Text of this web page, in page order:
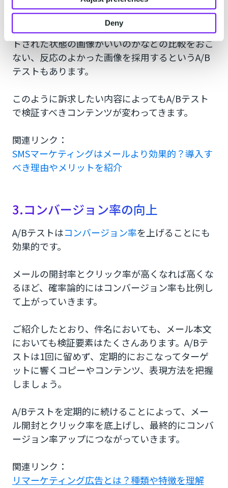
Deny
あるいは同じバッグの画像でも、バッグ単体の写
真と人物がバッグを持っているフルコーディネイ
トされた状態の画像がいいのかなどの比較をおこ
ない、反応のよかった画像を採用するというA/B
テストもあります。
このように訴求したい内容によってもA/Bテスト
で検証すべきコンテンツが変わってきます。
関連リンク：
SMSマーケティングはメールより効果的？導入す
べき理由やメリットを紹介
3.コンバージョン率の向上
A/Bテストはコンバージョン率を上げることにも
効果的です。
メールの開封率とクリック率が高くなれば高くな
るほど、確率論的にはコンバージョン率も比例し
て上がっていきます。
ご紹介したとおり、件名においても、メール本文
においても検証要素はたくさんあります。A/Bテ
ストは1回に留めず、定期的におこなってターゲ
ットに響くコピーやコンテンツ、表現方法を把握
しましょう。
A/Bテストを定期的に続けることによって、メー
ル開封とクリック率を底上げし、最終的にコンバ
ージョン率アップにつながっていきます。
関連リンク：
リマーケティング広告とは？種類や特徴を理解